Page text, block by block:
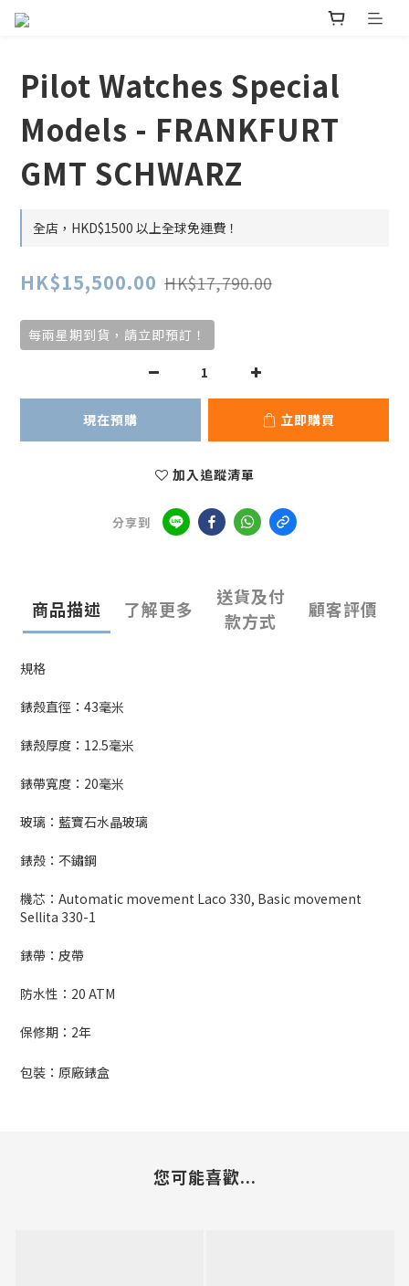
Pilot Watches Special
Models - FRANKFURT
GMT SCHWARZ
全店，HKD$1500 以上全球免運費！
HK$15,500.00 HK$17,790.00
每兩星期到貨，請立即預訂！
現在預購 立即購買
加入追蹤清單
分享到
商品描述 了解更多
送貨及付
款方式
顧客評價
規格
錶殼直徑： 43毫米
錶殼厚度：12.5毫米
錶帶寬度： 20毫米
玻璃：藍寶石水晶玻璃
錶殼：不鏽鋼
機芯： Automatic movement Laco 330, Basic movement
Sellita 330-1
錶帶：皮帶
防水性：20 ATM
保修期： 2年
包裝：原廠錶盒
您可能喜歡...